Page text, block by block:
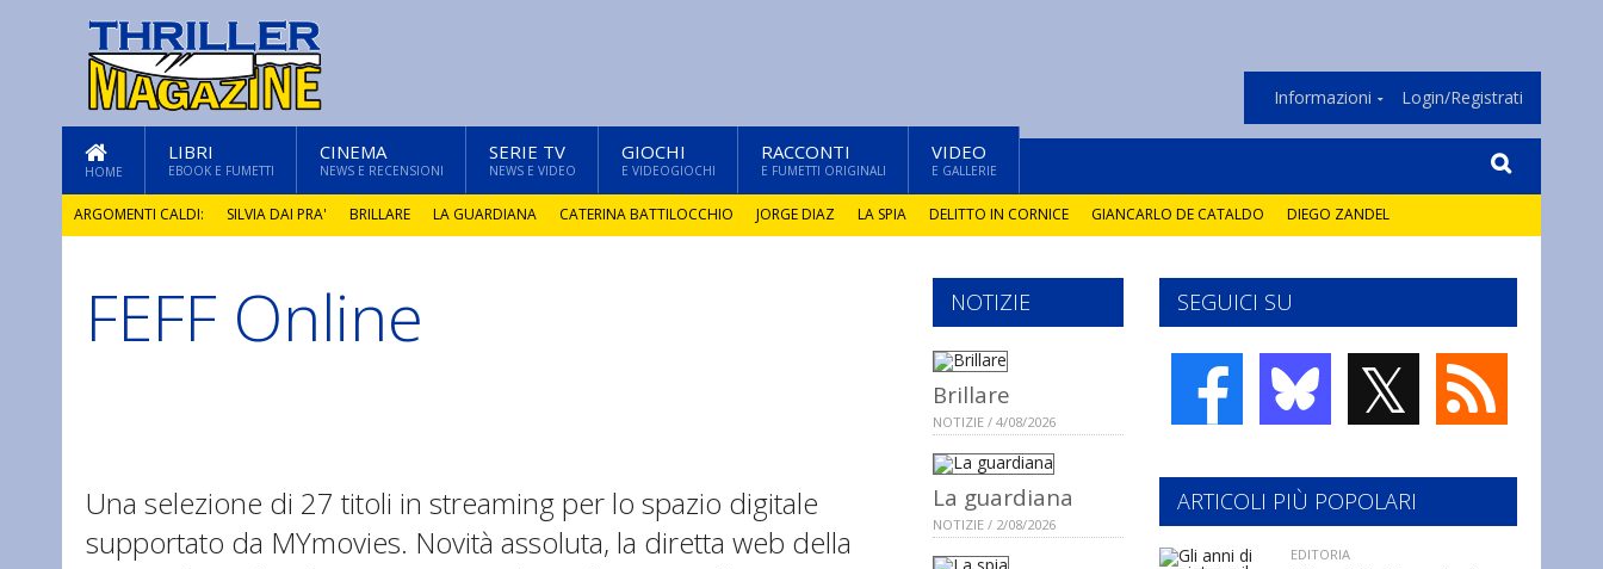
Informazioni Login/Registrati
HOME
LIBRI
EBOOK E FUMETTI
CINEMA
NEWS E RECENSIONI
SERIE TV
NEWS E VIDEO
GIOCHI
E VIDEOGIOCHI
RACCONTI
E FUMETTI ORIGINALI
VIDEO
E GALLERIE
ARGOMENTI CALDI: SILVIA DAI PRA' BRILLARE LA GUARDIANA CATERINA BATTILOCCHIO JORGE DIAZ LA SPIA DELITTO IN CORNICE GIANCARLO DE CATALDO DIEGO ZANDEL
FEFF Online
Una selezione di 27 titoli in streaming per lo spazio digitale
supportato da MYmovies. Novità assoluta, la diretta web della
SEGUICI SU
𝕏
NOTIZIE
Brillare
NOTIZIE / 4/08/2026
La guardiana
NOTIZIE / 2/08/2026
ARTICOLI PIÙ POPOLARI
EDITORIA